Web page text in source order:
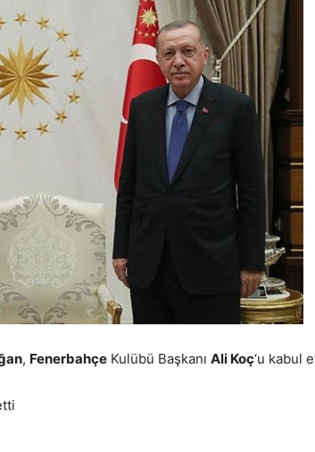
, Fenerbahçe Kulübü Başkanı Ali Koç‘u kabul